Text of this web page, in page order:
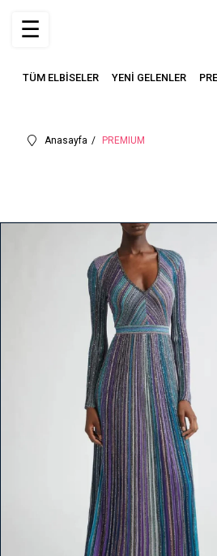
TÜM ELBİSELER YENİ GELENLER
☰
Anasayfa PREMIUM